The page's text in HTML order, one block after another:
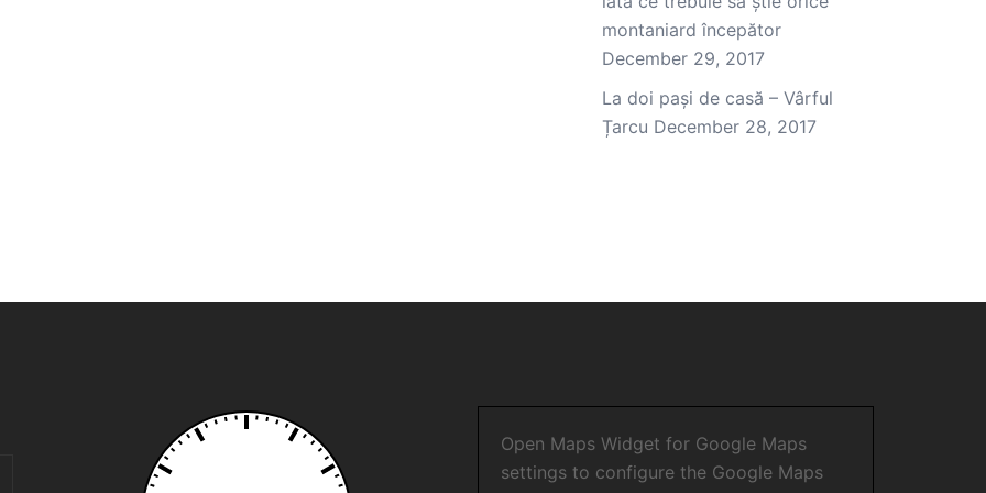
montaniard începător
December 29, 2017
La doi pași de casă – Vârful
Țarcu December 28, 2017
Open Maps Widget for Google Maps
settings to configure the Google Maps